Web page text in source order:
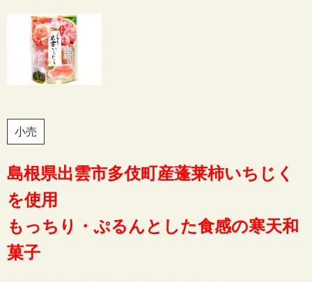
小売
島根県出雲市多伎町産蓬莱柿いちじく
を使用
もっちり・ぷるんとした食感の寒天和
菓子